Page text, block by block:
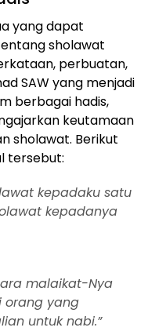
yang dapat
sholawat
perbuatan,
SAW yang menjadi
berbagai hadis,
keutamaan
sholawat. Berikut
tersebut:
kepadaku satu
kepadanya
malaikat-Nya
orang yang
untuk nabi.”